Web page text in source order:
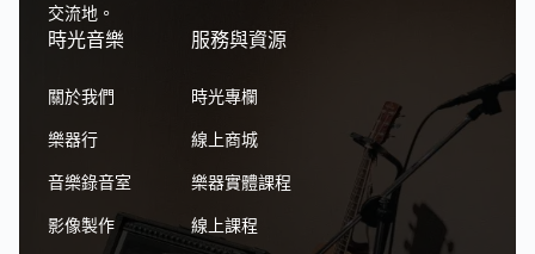
交流地。
時光音樂
關於我們
樂器行
音樂錄音室
影像製作
服務與資源
時光專欄
線上商城
樂器實體課程
線上課程